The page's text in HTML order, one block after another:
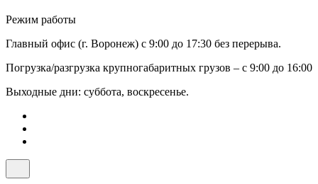
Режим работы
Главный офис (г. Воронеж) с 9:00 до 17:30 без перерыва.
Погрузка/разгрузка крупногабаритных грузов – с 9:00 до 16:00
Выходные дни: суббота, воскресенье.